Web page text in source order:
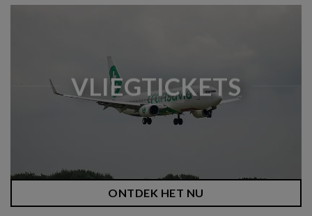
VLIEGTICKETS
ONTDEK HET NU